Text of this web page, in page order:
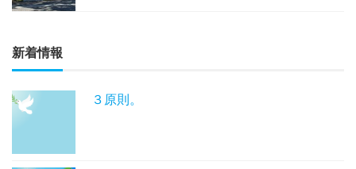
新着情報
３原則。